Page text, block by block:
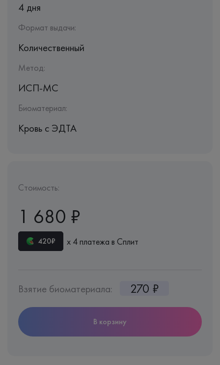
4 дня
Формат выдачи:
Количественный
Метод:
ИСП-МС
Биоматериал:
Кровь c ЭДТА
Стоимость:
1 680 ₽
420₽ х 4 платежа в Сплит
Взятие биоматериала: 270 ₽
В корзину